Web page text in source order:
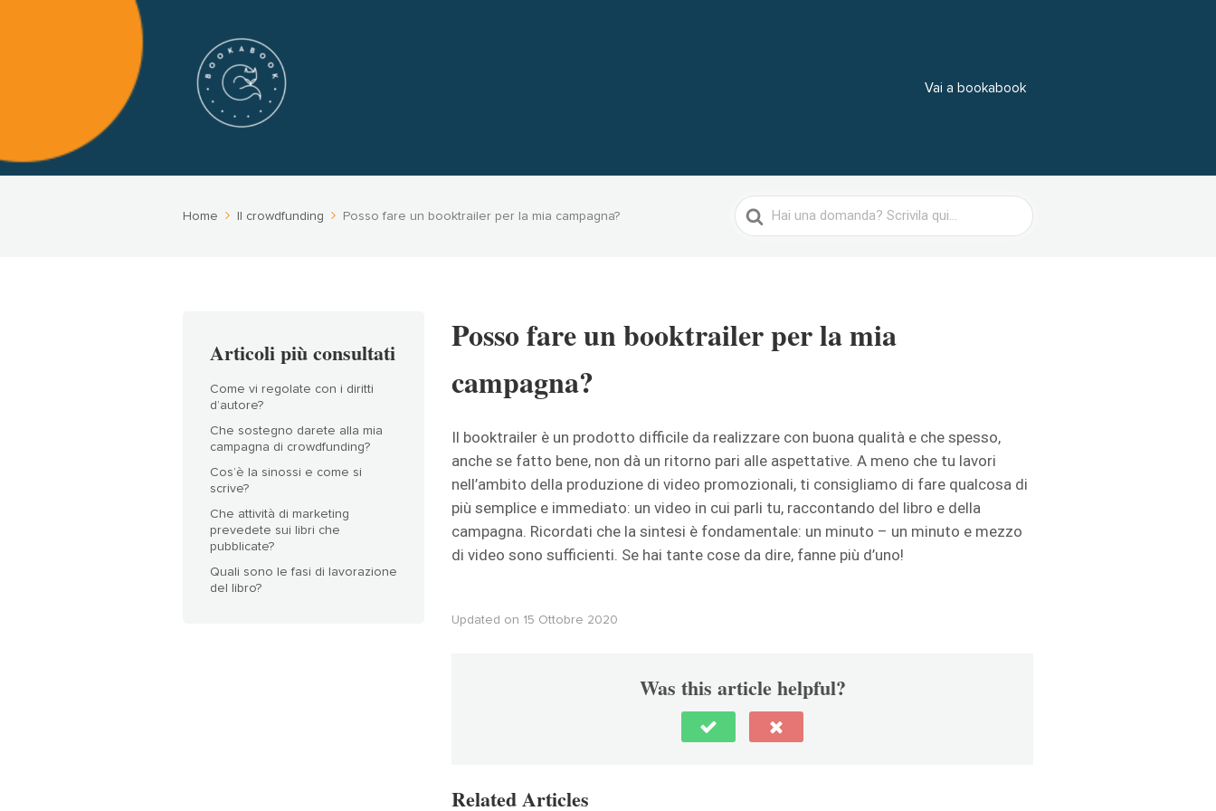
Vai a bookabook
Home Il crowdfunding Posso fare un booktrailer per la mia campagna?
Search
For
Articoli più consultati
Come vi regolate con i diritti
d’autore?
Che sostegno darete alla mia
campagna di crowdfunding?
Cos’è la sinossi e come si
scrive?
Che attività di marketing
prevedete sui libri che
pubblicate?
Quali sono le fasi di lavorazione
del libro?
Posso fare un booktrailer per la mia
campagna?
Il booktrailer è un prodotto difficile da realizzare con buona qualità e che spesso,
anche se fatto bene, non dà un ritorno pari alle aspettative. A meno che tu lavori
nell’ambito della produzione di video promozionali, ti consigliamo di fare qualcosa di
più semplice e immediato: un video in cui parli tu, raccontando del libro e della
campagna. Ricordati che la sintesi è fondamentale: un minuto – un minuto e mezzo
di video sono sufficienti. Se hai tante cose da dire, fanne più d’uno!
Updated on 15 Ottobre 2020
Was this article helpful?
Related Articles